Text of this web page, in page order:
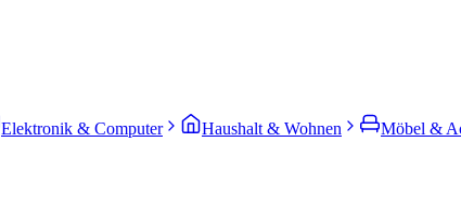
Elektronik & Computer Haushalt & Wohnen Möbel &